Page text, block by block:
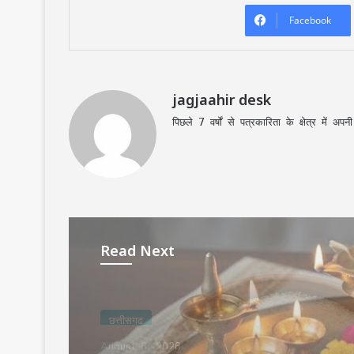
Facebook
jagjaahir desk
पिछले 7 वर्षों से पत्रकारिता के क्षेत्र में
Read Next
छत्तीसगढ़
August 6, 2026